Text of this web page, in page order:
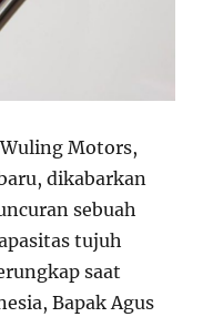
Motors,
dikabarkan
sebuah
tujuh
saat
Bapak Agus